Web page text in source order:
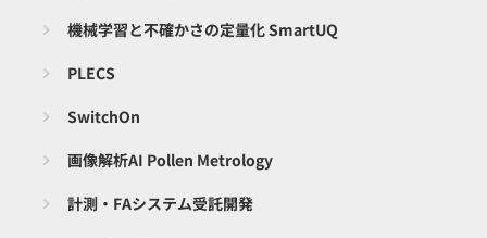
機械学習と不確かさの定量化 SmartUQ
PLECS
SwitchOn
画像解析AI Pollen Metrology
計測・FAシステム受託開発